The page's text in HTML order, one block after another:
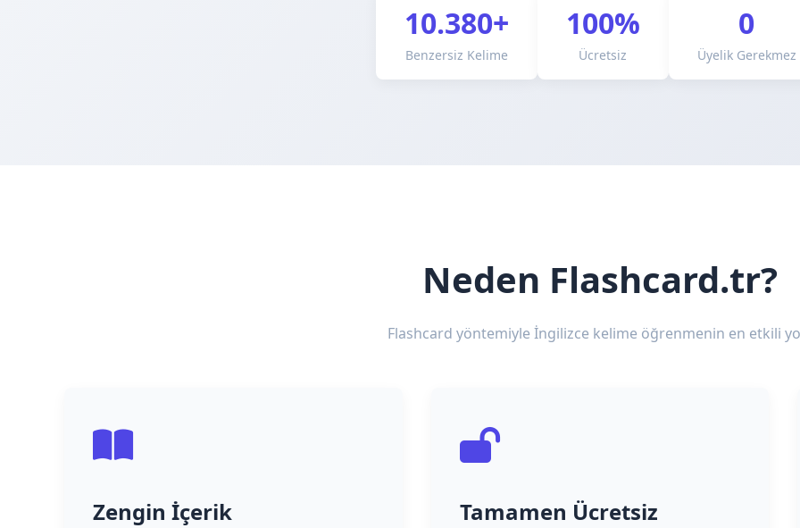
10.380+
Benzersiz Kelime
100%
Ücretsiz
0
Üyelik Gerekmez
Neden Flashcard.tr?
Flashcard yöntemiyle İngilizce kelime öğrenmenin en etkili
Zengin İçerik Tamamen Ücretsiz